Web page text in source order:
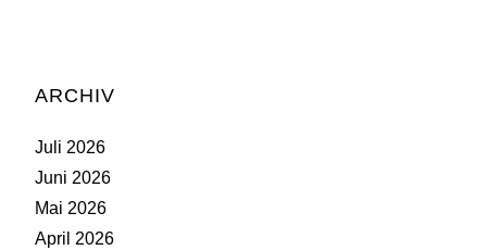
ARCHIV
Juli 2026
Juni 2026
Mai 2026
April 2026